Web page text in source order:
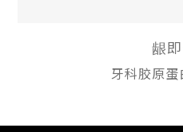
龈
牙科胶原